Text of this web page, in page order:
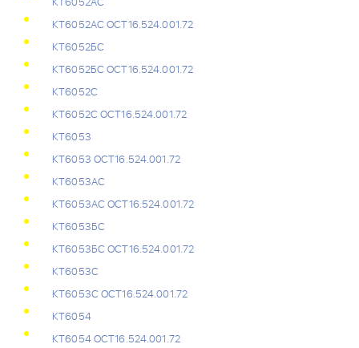
КТ6052АС ОСТ16.524.001.72
КТ6052БС
КТ6052БС ОСТ16.524.001.72
КТ6052С
КТ6052С ОСТ16.524.001.72
КТ6053
КТ6053 ОСТ16.524.001.72
КТ6053АС
КТ6053АС ОСТ16.524.001.72
КТ6053БС
КТ6053БС ОСТ16.524.001.72
КТ6053С
КТ6053С ОСТ16.524.001.72
КТ6054
КТ6054 ОСТ16.524.001.72